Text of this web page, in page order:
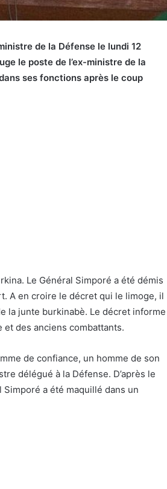
de la Défense le lundi 12
le poste de l’ex-ministre de la
ses fonctions après le coup
Le Général Simporé a été démis
A en croire le décret qui le limoge, il
la junte burkinabè. Le décret informe
des anciens combattants.
de confiance, un homme de son
délégué à la Défense. D’après le
Simporé a été maquillé dans un